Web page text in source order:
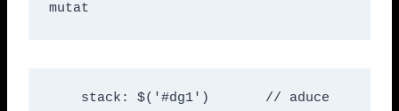
mutat
stack: $('#dg1')       // aduce